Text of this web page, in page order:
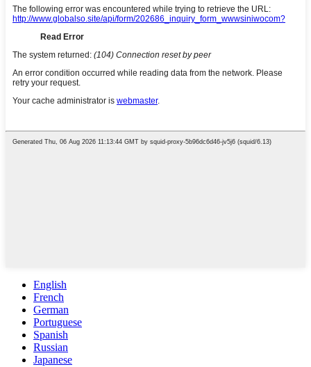
English
French
German
Portuguese
Spanish
Russian
Japanese